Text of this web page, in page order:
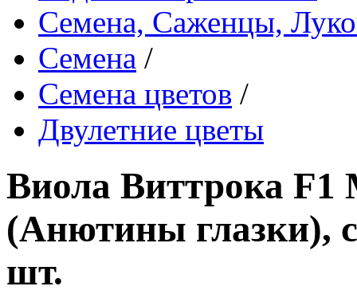
Семена, Саженцы,
Семена /
Семена цветов /
Двулетние цветы
Виола Виттрока F1
(Анютины глазки),
шт.